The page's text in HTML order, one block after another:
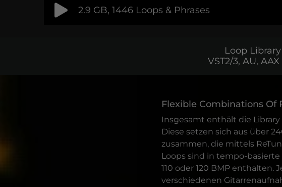
2.9 GB, 1446 Loops & Phrases
Loop
VST2/3, AU,
Flexible Combinations Of
Insgesamt enthält die Library
Diese setzen sich aus über
zusammen, die mittels
Loops sind in tempo-
110 oder 120 BMP enthalten.
verschiedenen